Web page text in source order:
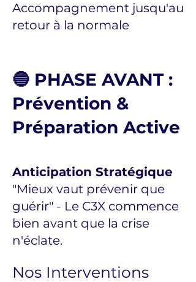
Accompagnement jusqu'au
retour à la normale
🔵 PHASE AVANT :
Prévention &
Préparation Active
Anticipation Stratégique
"Mieux vaut prévenir que
guérir" - Le C3X commence
bien avant que la crise
n'éclate.
Nos Interventions